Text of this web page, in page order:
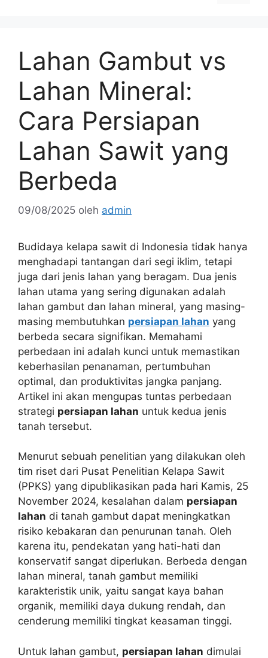
Lahan Gambut vs
Lahan Mineral:
Cara Persiapan
Lahan Sawit yang
Berbeda
09/08/2025 oleh admin
Budidaya kelapa sawit di Indonesia tidak hanya
menghadapi tantangan dari segi iklim, tetapi
juga dari jenis lahan yang beragam. Dua jenis
lahan utama yang sering digunakan adalah
lahan gambut dan lahan mineral, yang masing-
masing membutuhkan persiapan lahan yang
berbeda secara signifikan. Memahami
perbedaan ini adalah kunci untuk memastikan
keberhasilan penanaman, pertumbuhan
optimal, dan produktivitas jangka panjang.
Artikel ini akan mengupas tuntas perbedaan
strategi persiapan lahan untuk kedua jenis
tanah tersebut.
Menurut sebuah penelitian yang dilakukan oleh
tim riset dari Pusat Penelitian Kelapa Sawit
(PPKS) yang dipublikasikan pada hari Kamis, 25
November 2024, kesalahan dalam persiapan
lahan di tanah gambut dapat meningkatkan
risiko kebakaran dan penurunan tanah. Oleh
karena itu, pendekatan yang hati-hati dan
konservatif sangat diperlukan. Berbeda dengan
lahan mineral, tanah gambut memiliki
karakteristik unik, yaitu sangat kaya bahan
organik, memiliki daya dukung rendah, dan
cenderung memiliki tingkat keasaman tinggi.
Untuk lahan gambut, persiapan lahan dimulai